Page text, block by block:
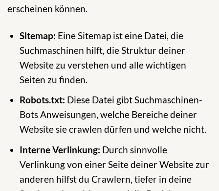
erscheinen können.
Sitemap: Eine Sitemap ist eine Datei, die
Suchmaschinen hilft, die Struktur deiner
Website zu verstehen und alle wichtigen
Seiten zu finden.
Robots.txt: Diese Datei gibt Suchmaschinen-
Bots Anweisungen, welche Bereiche deiner
Website sie crawlen dürfen und welche nicht.
Interne Verlinkung: Durch sinnvolle
Verlinkung von einer Seite deiner Website zur
anderen hilfst du Crawlern, tiefer in deine